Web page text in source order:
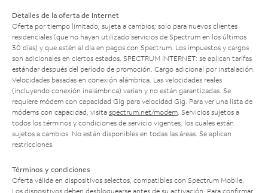
Detalles de la oferta de Internet
Oferta por tiempo limitado; sujeta a cambios; solo para nuevos clientes
residenciales (que no hayan utilizado servicios de Spectrum en los últimos
30 días) y que estén al día en pagos con Spectrum. Los impuestos y cargos
son adicionales en ciertos estados. SPECTRUM INTERNET: se aplican tarifas
estándar después del período de promoción. Cargo adicional por instalación.
Velocidades basadas en conexión alámbrica. Las velocidades reales
(incluyendo conexión inalámbrica) varían y no están garantizadas. Se
requiere módem con capacidad Gig para velocidad Gig. Para ver una lista de
módems con capacidad, visita spectrum.net/modem . Servicios sujetos a
todos los términos y condiciones de servicio vigentes, los cuales están
sujetos a cambios. No están disponibles en todas las áreas. Se aplican
restricciones.
Términos y condiciones
Oferta válida en dispositivos selectos, compatibles con Spectrum Mobile.
Los dispositivos deben desbloquearse antes de su activación. Para confirmar